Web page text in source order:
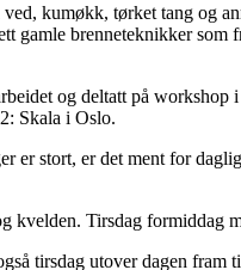
kumøkk, tørket tang og
gamle brenneteknikker
og deltatt på
Skala i Oslo.
stort, er det ment for
kvelden. Tirsdag formiddag
tirsdag utover dagen fram